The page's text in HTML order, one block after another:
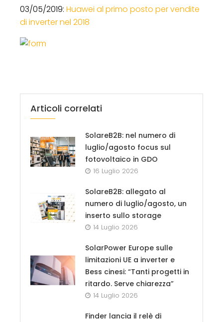
03/05/2019: Huawei al primo posto per vendite
di inverter nel 2018
Articoli correlati
SolareB2B: nel numero di
luglio/agosto focus sul
fotovoltaico in GDO
16 Luglio 2026
SolareB2B: allegato al
numero di luglio/agosto, un
inserto sullo storage
14 Luglio 2026
SolarPower Europe sulle
limitazioni UE a inverter e
Bess cinesi: “Tanti progetti in
ritardo. Serve chiarezza”
14 Luglio 2026
Finder lancia il relè di